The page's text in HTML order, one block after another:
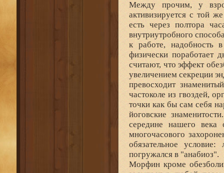
Между прочим, у
активизируется с той
есть через полтора
внутриутробного
к работе, надобность
физически поработает
считают, что эффект
увеличением секреции
превосходит
частоколе из гвоздей,
точки как бы сам себя
йоговские
середине нашего века
многочасового
обязательное
погружался в "анабиоз".
Морфин кроме